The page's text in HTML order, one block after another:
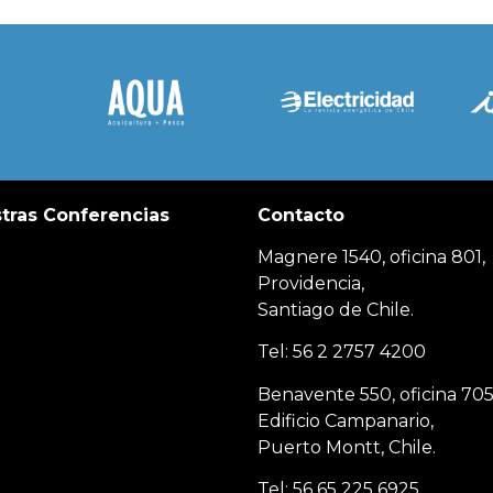
Conferencias Contacto
Magnere 1540, oficina 801,
Providencia,
Santiago de Chile.
Tel: 56 2 2757 4200
Benavente 550, oficina
Edificio Campanario,
Puerto Montt, Chile.